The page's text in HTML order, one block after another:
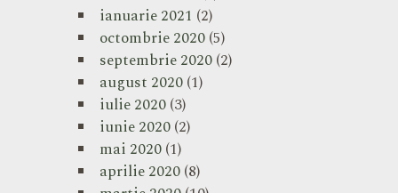
ianuarie 2021 (2)
octombrie 2020(5)
septembrie 2020(2)
august 2020(1)
iulie 2020(3)
iunie 2020(2)
mai 2020(1)
aprilie 2020(8)